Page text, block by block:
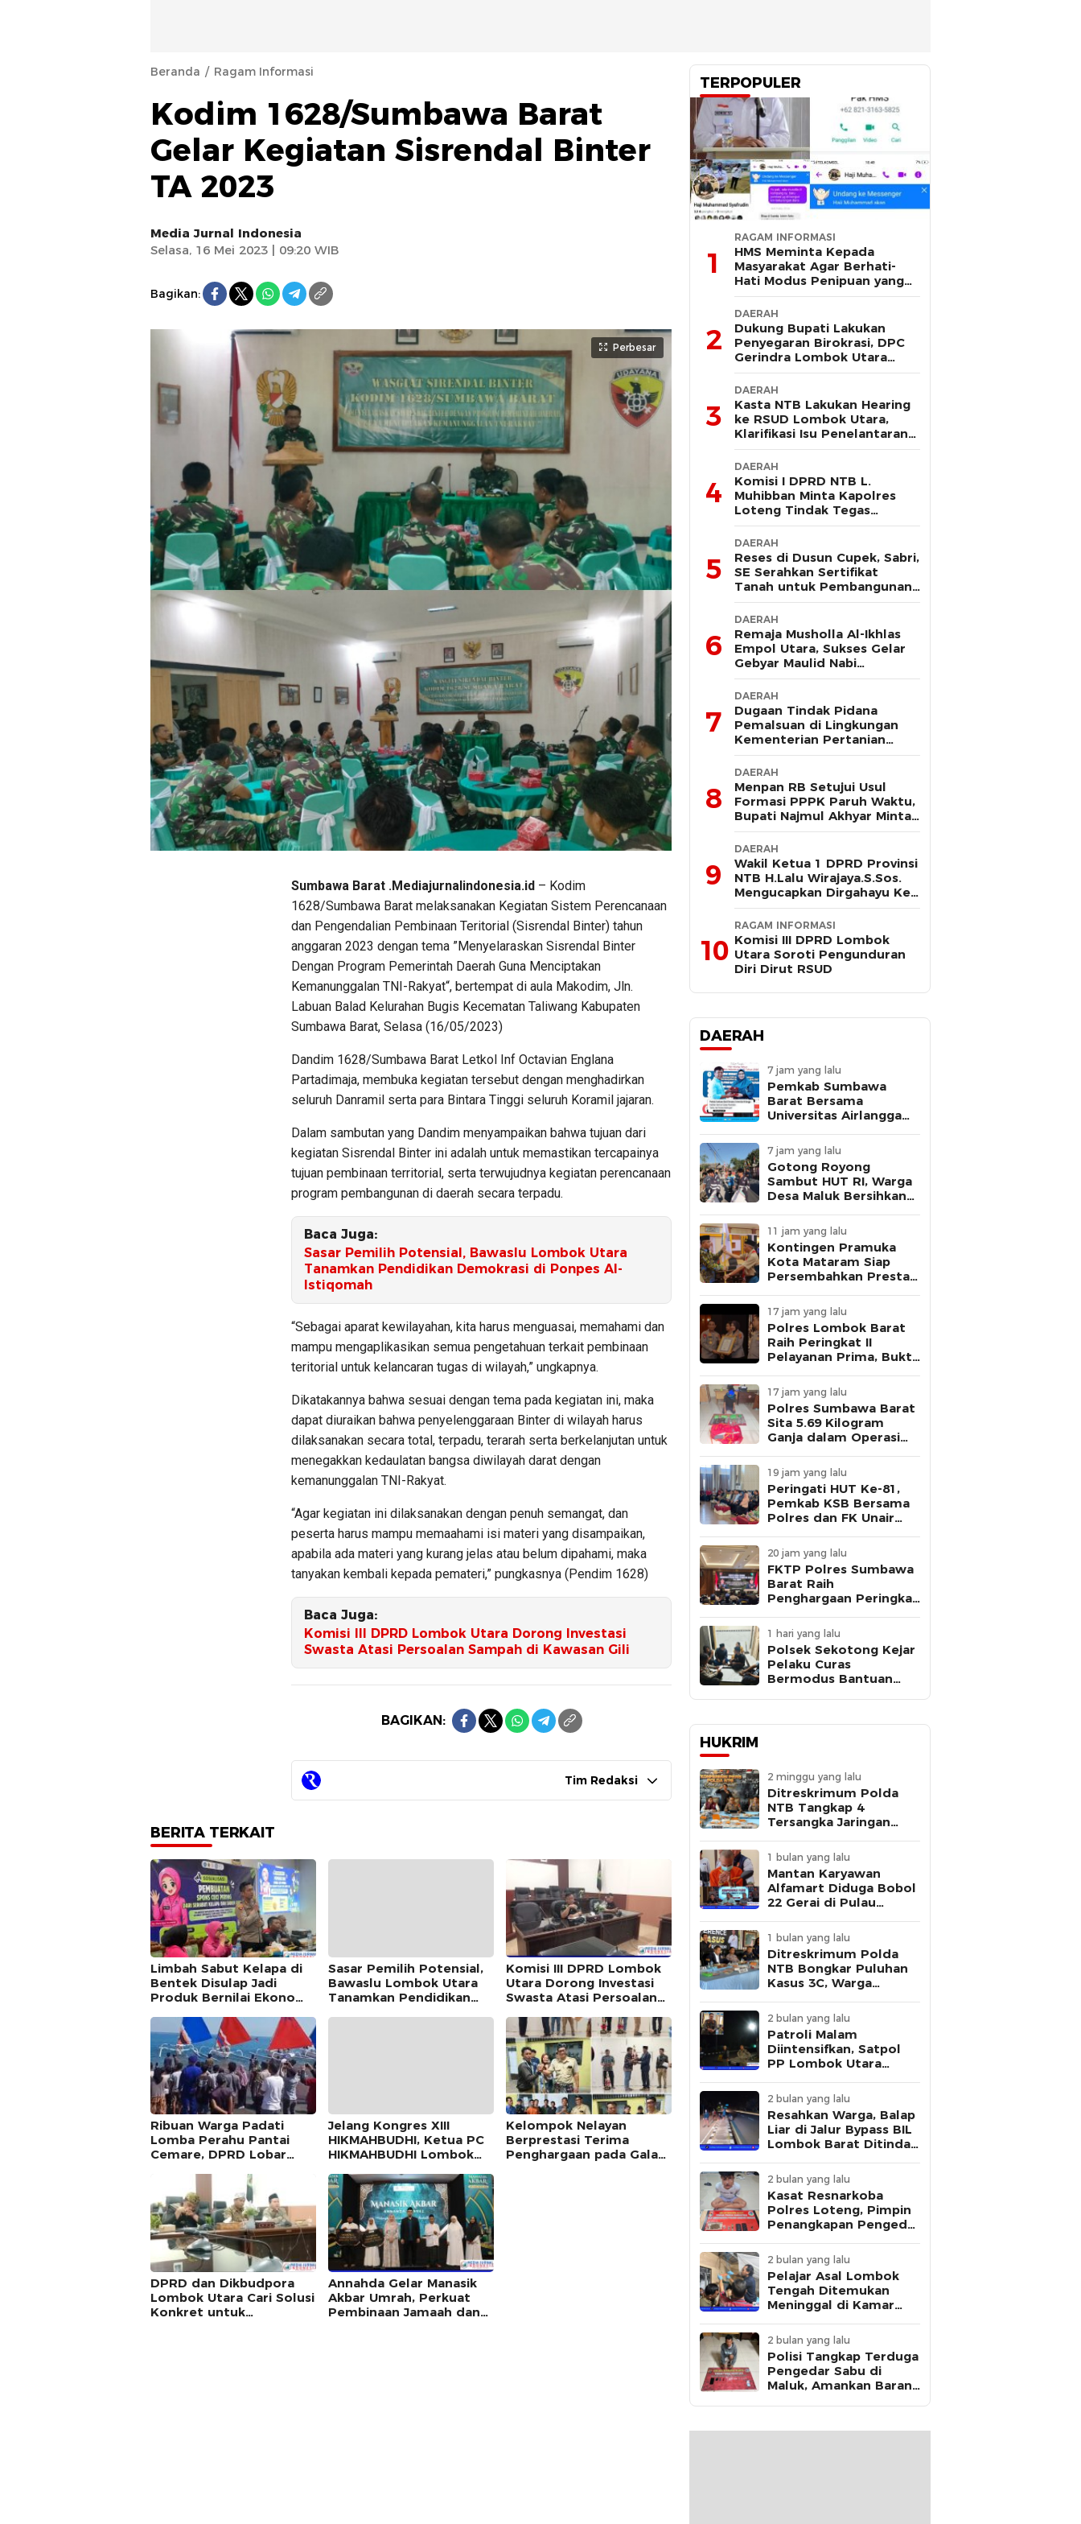
Beranda Ragam Informasi
Kodim 1628/Sumbawa Barat
Gelar Kegiatan Sisrendal Binter
TA 2023
Media Jurnal Indonesia
Selasa, 16 Mei 2023 | 09:20 WIB
Bagikan:
Perbesar
Sumbawa Barat .Mediajurnalindonesia.id – Kodim
1628/Sumbawa Barat melaksanakan Kegiatan Sistem Perencanaan
dan Pengendalian Pembinaan Teritorial (Sisrendal Binter) tahun
anggaran 2023 dengan tema ”Menyelaraskan Sisrendal Binter
Dengan Program Pemerintah Daerah Guna Menciptakan
Kemanunggalan TNI-Rakyat“, bertempat di aula Makodim, Jln.
Labuan Balad Kelurahan Bugis Kecematan Taliwang Kabupaten
Sumbawa Barat, Selasa (16/05/2023)
Dandim 1628/Sumbawa Barat Letkol Inf Octavian Englana
Partadimaja, membuka kegiatan tersebut dengan menghadirkan
seluruh Danramil serta para Bintara Tinggi seluruh Koramil jajaran.
Dalam sambutan yang Dandim menyampaikan bahwa tujuan dari
kegiatan Sisrendal Binter ini adalah untuk memastikan tercapainya
tujuan pembinaan territorial, serta terwujudnya kegiatan perencanaan
program pembangunan di daerah secara terpadu.
Baca Juga:
Sasar Pemilih Potensial, Bawaslu Lombok Utara
Tanamkan Pendidikan Demokrasi di Ponpes Al-
Istiqomah
“Sebagai aparat kewilayahan, kita harus menguasai, memahami dan
mampu mengaplikasikan semua pengetahuan terkait pembinaan
teritorial untuk kelancaran tugas di wilayah,” ungkapnya.
Dikatakannya bahwa sesuai dengan tema pada kegiatan ini, maka
dapat diuraikan bahwa penyelenggaraan Binter di wilayah harus
dilaksanakan secara total, terpadu, terarah serta berkelanjutan untuk
menegakkan kedaulatan bangsa diwilayah darat dengan
kemanunggalan TNI-Rakyat.
“Agar kegiatan ini dilaksanakan dengan penuh semangat, dan
peserta harus mampu memaahami isi materi yang disampaikan,
apabila ada materi yang kurang jelas atau belum dipahami, maka
tanyakan kembali kepada pemateri,” pungkasnya (Pendim 1628)
Baca Juga:
Komisi III DPRD Lombok Utara Dorong Investasi
Swasta Atasi Persoalan Sampah di Kawasan Gili
BAGIKAN:
Tim Redaksi
BERITA TERKAIT
Limbah Sabut Kelapa di
Bentek Disulap Jadi
Produk Bernilai Ekonomi,
Warga Kembangkan
UMKM
Sasar Pemilih Potensial,
Bawaslu Lombok Utara
Tanamkan Pendidikan
Komisi III DPRD Lombok
Utara Dorong Investasi
Swasta Atasi Persoalan
Ribuan Warga Padati
Lomba Perahu Pantai
Cemare, DPRD Lobar
Wisata dan Festival
Bahari NTB
Jelang Kongres XIII
HIKMAHBUDHI, Ketua PC
HIKMAHBUDHI Lombok
dan Alumni Hadir Merajut
Persatuan
Kelompok Nelayan
Berprestasi Terima
Penghargaan pada Gala
DPRD dan Dikbudpora
Lombok Utara Cari Solusi
Konkret untuk
Annahda Gelar Manasik
Akbar Umrah, Perkuat
Pembinaan Jamaah dan
TERPOPULER
1
RAGAM INFORMASI
HMS Meminta Kepada
Masyarakat Agar Berhati-
Hati Modus Penipuan yang
Mengatasnamakan Dirinya
2
DAERAH
Dukung Bupati Lakukan
Penyegaran Birokrasi, DPC
Gerindra Lombok Utara
Sebut Tak Ada Pelanggaran
3
DAERAH
Kasta NTB Lakukan Hearing
ke RSUD Lombok Utara,
Klarifikasi Isu Penelantaran
Ibu Hamil
4
DAERAH
Komisi I DPRD NTB L.
Muhibban Minta Kapolres
Loteng Tindak Tegas
Premanisme DC PT. LNI
5
DAERAH
Reses di Dusun Cupek, Sabri,
SE Serahkan Sertifikat
Tanah untuk Pembangunan
Musholla
6
DAERAH
Remaja Musholla Al-Ikhlas
Empol Utara, Sukses Gelar
Gebyar Maulid Nabi
Muhammad Saw
7
DAERAH
Dugaan Tindak Pidana
Pemalsuan di Lingkungan
Kementerian Pertanian
Kembali Mencuat, Saksi
Kunci Mangkir Panggilan
Polisi
8
DAERAH
Menpan RB Setujui Usul
Formasi PPPK Paruh Waktu,
Bupati Najmul Akhyar Minta
Non ASN Segera Lengkapi
Dokumen
9
DAERAH
Wakil Ketua 1 DPRD Provinsi
NTB H.Lalu Wirajaya.S.Sos.
Mengucapkan Dirgahayu Ke-
80 Lombok Tengah
Masmirah
10
RAGAM INFORMASI
Komisi III DPRD Lombok
Utara Soroti Pengunduran
Diri Dirut RSUD
DAERAH
7 jam yang lalu
Pemkab Sumbawa
Barat Bersama
Universitas Airlangga
Edukasi Kesehatan
Seribu Hari Pertama
Kehidupan
7 jam yang lalu
Gotong Royong
Sambut HUT RI, Warga
Desa Maluk Bersihkan
Posyandu
11 jam yang lalu
Kontingen Pramuka
Kota Mataram Siap
Persembahkan Prestasi
Cibubur
17 jam yang lalu
Polres Lombok Barat
Raih Peringkat II
Pelayanan Prima, Bukti
Masyarakat
17 jam yang lalu
Polres Sumbawa Barat
Sita 5.69 Kilogram
Ganja dalam Operasi
Seorang Pria Ditangkap
19 jam yang lalu
Peringati HUT Ke-81,
Pemkab KSB Bersama
Polres dan FK Unair
Kesehatan “1000 Hari
Pertama Kehidupan”
20 jam yang lalu
FKTP Polres Sumbawa
Barat Raih
Penghargaan Peringkat
Saat Rakernis
Biddokkes 2026
1 hari yang lalu
Polsek Sekotong Kejar
Pelaku Curas
Bermodus Bantuan
HUKRIM
2 minggu yang lalu
Ditreskrimum Polda
NTB Tangkap 4
Tersangka Jaringan
1 bulan yang lalu
Mantan Karyawan
Alfamart Diduga Bobol
22 Gerai di Pulau
Modus Pelaku
1 bulan yang lalu
Ditreskrimum Polda
NTB Bongkar Puluhan
Kasus 3C, Warga
Kewaspadaan
2 bulan yang lalu
Patroli Malam
Diintensifkan, Satpol
PP Lombok Utara
Remaja di Kawasan
Kantor Bupati
2 bulan yang lalu
Resahkan Warga, Balap
Liar di Jalur Bypass BIL
Lombok Barat Ditindak
2 bulan yang lalu
Kasat Resnarkoba
Polres Loteng, Pimpin
Penangkapan Pengedar
Mataram di Praya
2 bulan yang lalu
Pelajar Asal Lombok
Tengah Ditemukan
Meninggal di Kamar
Komunikasi Terakhir
Korban
2 bulan yang lalu
Polisi Tangkap Terduga
Pengedar Sabu di
Maluk, Amankan Barang